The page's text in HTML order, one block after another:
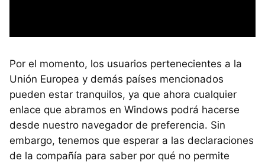
Por el momento, los usuarios pertenecientes a la
Unión Europea y demás países mencionados
pueden estar tranquilos, ya que ahora cualquier
enlace que abramos en Windows podrá hacerse
desde nuestro navegador de preferencia. Sin
embargo, tenemos que esperar a las declaraciones
de la compañía para saber por qué no permite